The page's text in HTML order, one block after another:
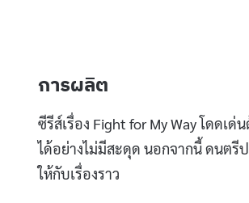
การผลิต
ซีรีส์เรื่อง Fight for My Way โดดเ
ได้อย่างไม่มีสะดุด นอกจากนี้ ดนตรี
ให้กับเรื่องราว